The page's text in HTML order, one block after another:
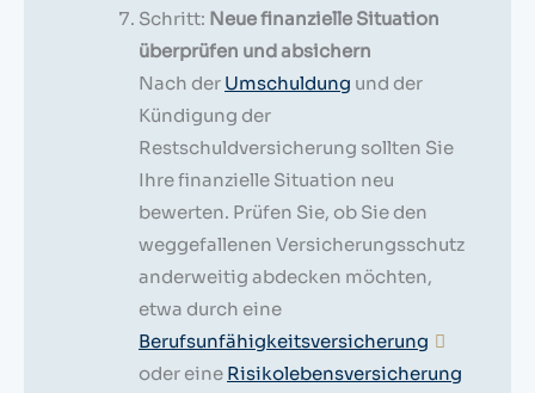
Schritt: Neue finanzielle Situation
überprüfen und absichern
Nach der Umschuldung und der
Kündigung der
Restschuldversicherung sollten Sie
Ihre finanzielle Situation neu
bewerten. Prüfen Sie, ob Sie den
weggefallenen Versicherungsschutz
anderweitig abdecken möchten,
etwa durch eine
Berufsunfähigkeitsversicherung
oder eine Risikolebensversicherung